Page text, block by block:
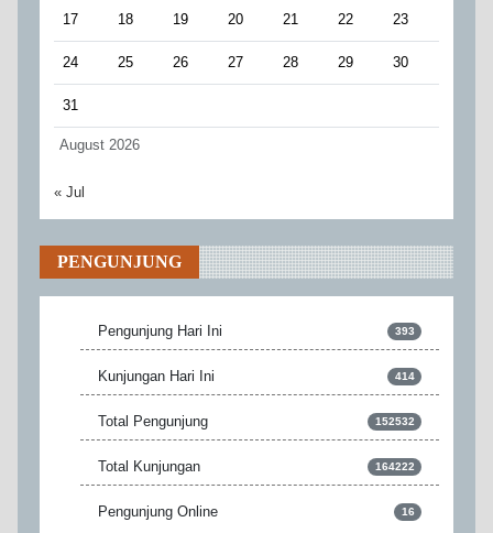
August 2026
17 18 19 20 21 22 23
24 25 26 27 28 29 30
31
« Jul
PENGUNJUNG
Pengunjung Hari Ini 393
Kunjungan Hari Ini 414
Total Pengunjung 152532
Total Kunjungan 164222
Pengunjung Online 16